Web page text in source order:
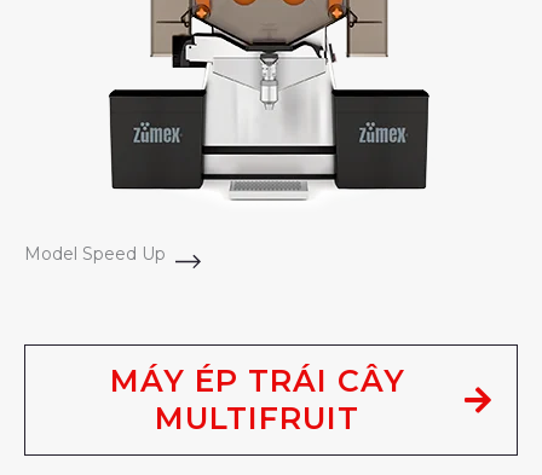
Model Speed Up
MÁY ÉP TRÁI CÂY
MULTIFRUIT